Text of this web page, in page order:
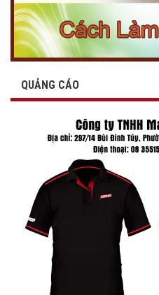
QUẢNG CÁO